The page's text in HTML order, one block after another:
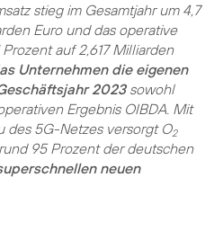
stieg im Gesamtjahr um 4,7
Euro und das operative
auf 2,617 Milliarden
Unternehmen die eigenen
2023sowohl
Ergebnis OIBDA. Mit
des 5G-Netzes versorgt O2
95 Prozent der deutschen
neuen